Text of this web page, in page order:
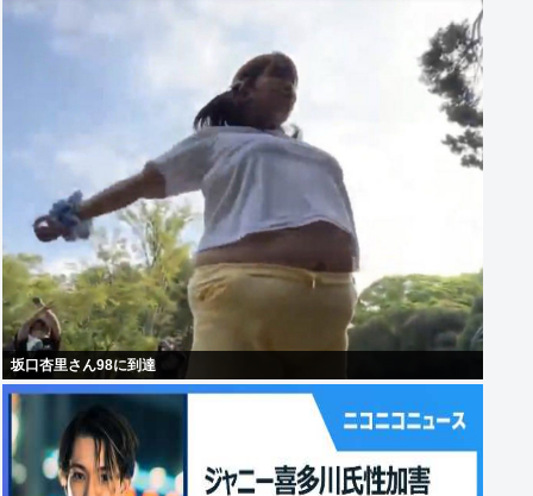
坂口杏里さん98に到達